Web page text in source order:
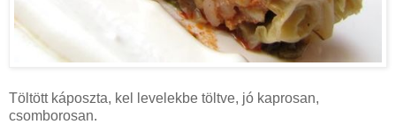
Töltött káposzta, kel levelekbe töltve, jó kaprosan,
csomborosan.